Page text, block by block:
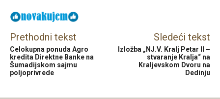
Prethodni tekst
Celokupna ponuda Agro
kredita Direktne Banke na
Šumadijskom sajmu
poljoprivrede
Sledeći tekst
Izložba „NJ.V. Kralj Petar II –
stvaranje Kralja“ na
Kraljevskom Dvoru na
Dedinju